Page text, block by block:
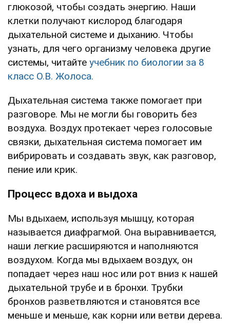
глюкозой, чтобы создать энергию. Наши
клетки получают кислород благодаря
дыхательной системе и дыханию. Чтобы
узнать, для чего организму человека другие
системы, читайте учебник по биологии за 8
класс О.В. Жолоса.
Дыхательная система также помогает при
разговоре. Мы не могли бы говорить без
воздуха. Воздух протекает через голосовые
связки, дыхательная система помогает им
вибрировать и создавать звук, как разговор,
пение или крик.
Процесс вдоха и выдоха
Мы вдыхаем, используя мышцу, которая
называется диафрагмой. Она выравнивается,
наши легкие расширяются и наполняются
воздухом. Когда мы вдыхаем воздух, он
попадает через наш нос или рот вниз к нашей
дыхательной трубе и в бронхи. Трубки
бронхов разветвляются и становятся все
меньше и меньше, как корни или ветви дерева.